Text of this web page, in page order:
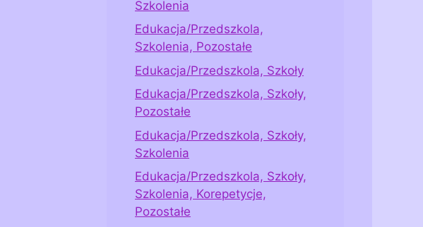
Szkolenia
Edukacja/Przedszkola,
Szkolenia, Pozostałe
Edukacja/Przedszkola, Szkoły
Edukacja/Przedszkola, Szkoły,
Pozostałe
Edukacja/Przedszkola, Szkoły,
Szkolenia
Edukacja/Przedszkola, Szkoły,
Szkolenia, Korepetycje,
Pozostałe